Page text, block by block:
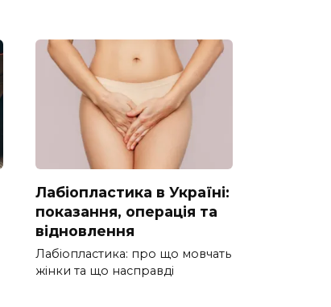
Лабіопластика в Україні:
показання, операція та
відновлення
Лабіопластика: про що мовчать
жінки та що насправді